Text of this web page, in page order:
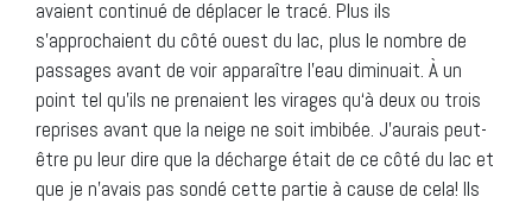
avaient continué de déplacer le tracé. Plus ils
s’approchaient du côté ouest du lac, plus le nombre de
passages avant de voir apparaître l’eau diminuait. À un
point tel qu’ils ne prenaient les virages qu‘à deux ou trois
reprises avant que la neige ne soit imbibée. J’aurais peut-
être pu leur dire que la décharge était de ce côté du lac et
que je n’avais pas sondé cette partie à cause de cela! Ils